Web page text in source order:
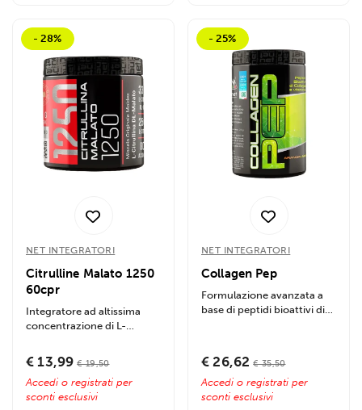
- 28%
NET INTEGRATORI
Citrulline Malato 1250
60cpr
Integratore ad altissima
concentrazione di L-
per stimolare...
€ 13,99 € 19,50
Accedi o registrati per
sconti esclusivi
- 25%
NET INTEGRATORI
Collagen Pep
Formulazione avanzata a
base di peptidi bioattivi di
€ 26,62 € 35,50
Accedi o registrati per
sconti esclusivi